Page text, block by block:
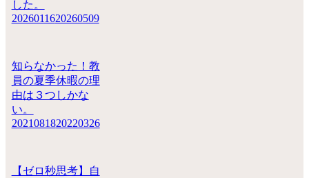
した。
2026011620260509
知らなかった！教
員の夏季休暇の理
由は３つしかな
い。
2021081820220326
【ゼロ秒思考】自